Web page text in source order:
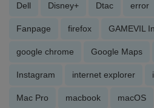
Dell Disney+ Dtac error
Fanpage firefox GAMEVIL
google chrome Google Maps
Instagram internet explorer
Mac Pro macbook macOS